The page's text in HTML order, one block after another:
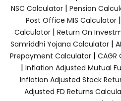
NSC Calculator| Pension
Post Office MIS Calculator|
Calculator| Return On
Samriddhi Yojana Calculator|
Prepayment Calculator |
| Inflation Adjusted Mutual
Inflation Adjusted Stock
Adjusted FD Returns